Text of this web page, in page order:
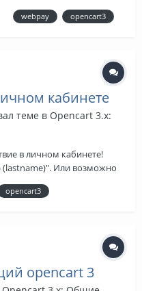
webpay opencart3
кабинете
теме в Opencart 3.x:
в личном кабинете!
(lastname)". Или возможно
решает этот вопрос.
не знаю ггде найти.
opencart3
opencart 3